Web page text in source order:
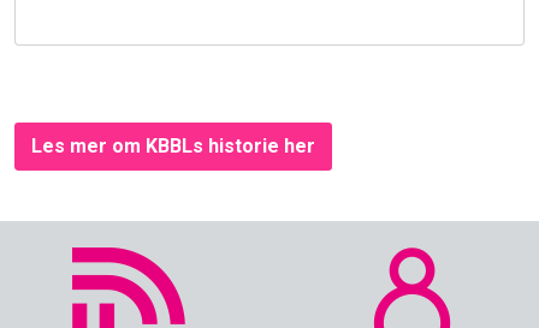
Les mer om KBBLs historie her